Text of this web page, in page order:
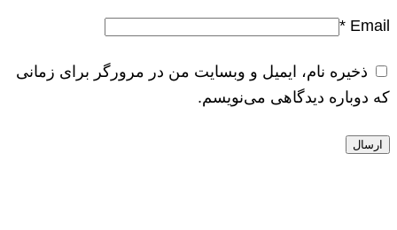
Email
*
ذخیره نام، ایمیل و وبسایت من در مرورگر برای زمانی
که دوباره دیدگاهی می‌نویسم.